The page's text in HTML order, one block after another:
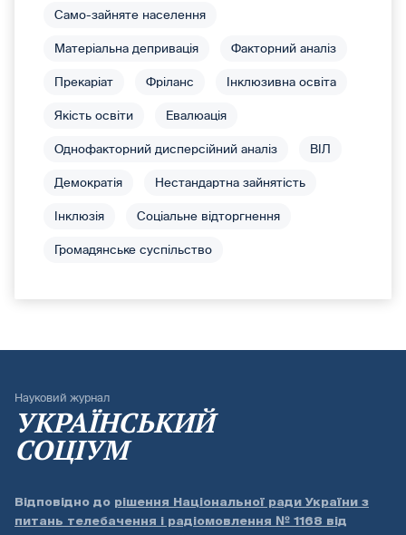
Само-зайняте населення
Матеріальна депривація Факторний аналіз
Прекаріат Фріланс Інклюзивна освіта
Якість освіти Евалюація
Однофакторний дисперсійний аналіз ВІЛ
Демократія Нестандартна зайнятість
Інклюзія Соціальне відторгнення
Громадянське суспільство
Науковий журнал
УКРАЇНСЬКИЙ
СОЦІУМ
Відповідно до рішення Національної ради України з
питань телебачення і радіомовлення № 1168 від